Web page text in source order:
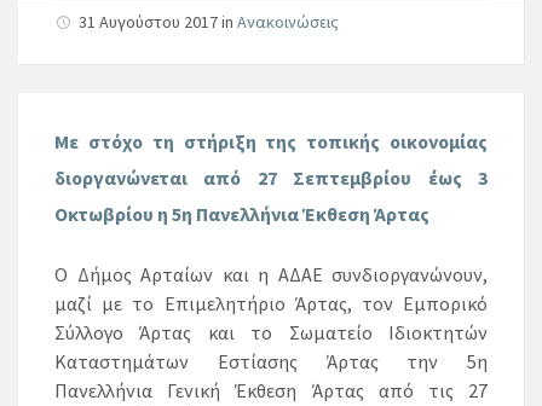
31 Αυγούστου 2017in Ανακοινώσεις
Με στόχο τη στήριξη της τοπικής οικονομίας
διοργανώνεται από 27 Σεπτεμβρίου έως 3
Οκτωβρίου η 5η Πανελλήνια Έκθεση Άρτας
Ο Δήμος Αρταίων και η ΑΔΑΕ συνδιοργανώνουν,
μαζί με το Επιμελητήριο Άρτας, τον Εμπορικό
Σύλλογο Άρτας και το Σωματείο Ιδιοκτητών
Καταστημάτων Εστίασης Άρτας την 5η
Πανελλήνια Γενική Έκθεση Άρτας από τις 27